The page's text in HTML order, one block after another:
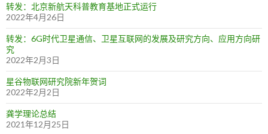
转发：北京新航天科普教育基地正式运行
2022年4月26日
转发：6G时代卫星通信、卫星互联网的发展及研究方向、应用方向研
究
2022年2月3日
星谷物联网研究院新年贺词
2022年2月2日
龚学理论总结
2021年12月25日